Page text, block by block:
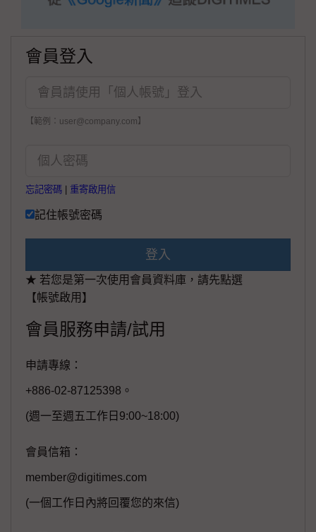
會員登入
【範例：user@company.com】
忘記密碼 重寄啟用信
記住帳號密碼
登入
★ 若您是第一次使用會員資料庫，請先點選
【帳號啟用】
會員服務申請/試用
申請專線：
+886-02-87125398。
(週一至週五工作日9:00~18:00)
會員信箱：
member@digitimes.com
(一個工作日內將回覆您的來信)